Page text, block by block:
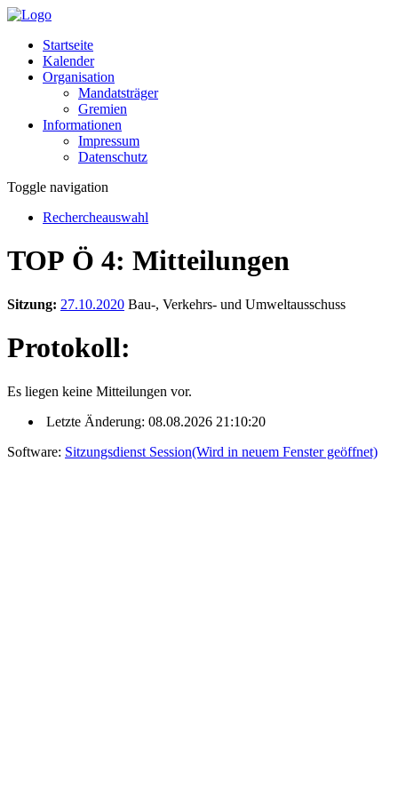
Startseite
Kalender
Organisation
Mandatsträger
Gremien
Informationen
Impressum
Datenschutz
Toggle navigation
Rechercheauswahl
TOP Ö 4: Mitteilungen
Sitzung: 27.10.2020 Bau-, Verkehrs- und Umweltausschuss
Protokoll:
Es liegen keine Mitteilungen vor.
Letzte Änderung: 08.08.2026 21:10:20
Software: Sitzungsdienst Session(Wird in neuem Fenster geöffnet)